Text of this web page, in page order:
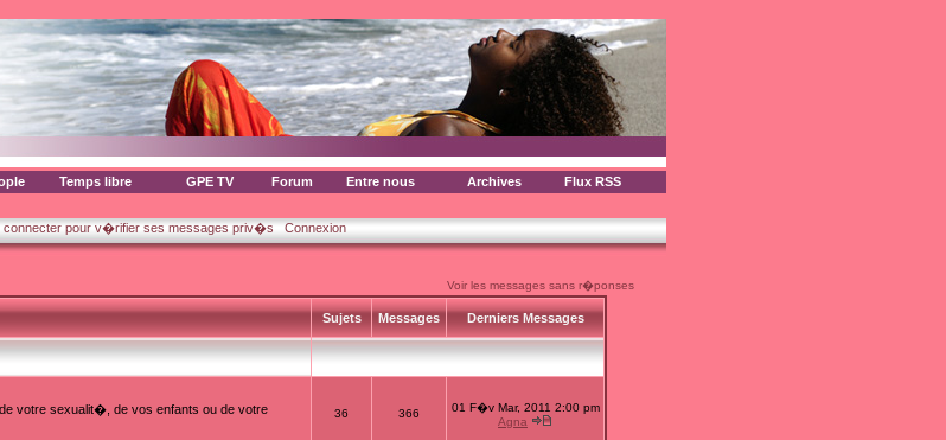
Temps libre GPE TV Forum Entre nous Archives Flux RSS
connecter pour v�rifier ses messages priv�s Connexion
Voir les messages sans r�ponses
Sujets Messages Derniers Messages
votre sexualit�, de vos enfants ou de votre
36 366
01 F�v Mar, 2011 2:00 pm
Agna